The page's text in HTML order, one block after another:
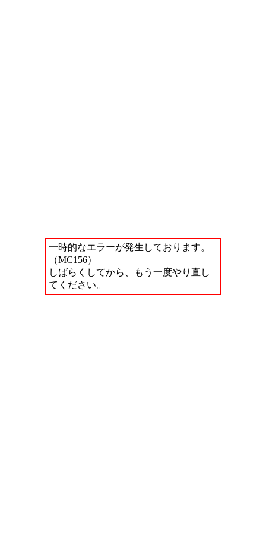
一時的なエラーが発生しております。
（MC156）
しばらくしてから、もう一度やり直し
てください。